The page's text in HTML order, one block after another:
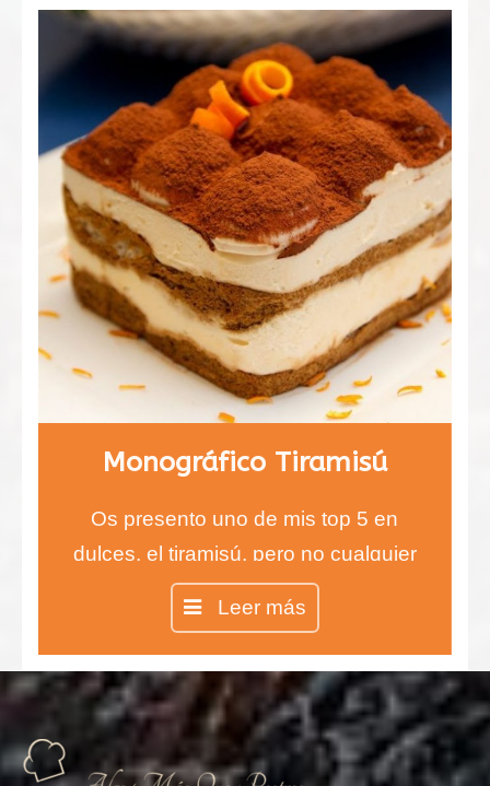
que le proporciona la cáscara de
naranja.
Monográfico Tiramisú
Os presento uno de mis top 5 en
dulces, el tiramisú, pero no cualquier
tiramisú, sino el auténtico tiramisú
Leer más